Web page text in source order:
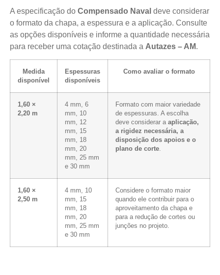
A especificação do Compensado Naval deve considerar
o formato da chapa, a espessura e a aplicação. Consulte
as opções disponíveis e informe a quantidade necessária
para receber uma cotação destinada a Autazes – AM.
Medida
disponível
Espessuras
disponíveis
Como avaliar o formato
1,60 ×
2,20 m
4 mm, 6
mm, 10
mm, 12
mm, 15
mm, 18
mm, 20
mm, 25 mm
e 30 mm
Formato com maior variedade
de espessuras. A escolha
deve considerar a aplicação,
a rigidez necessária, a
disposição dos apoios e o
plano de corte.
1,60 ×
2,50 m
4 mm, 10
mm, 15
mm, 18
mm, 20
mm, 25 mm
e 30 mm
Considere o formato maior
quando ele contribuir para o
aproveitamento da chapa e
para a redução de cortes ou
junções no projeto.